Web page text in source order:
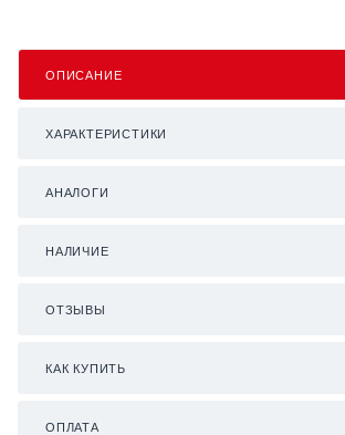
ОПИСАНИЕ
ХАРАКТЕРИСТИКИ
АНАЛОГИ
НАЛИЧИЕ
ОТЗЫВЫ
КАК КУПИТЬ
ОПЛАТА